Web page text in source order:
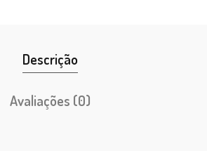
Descrição
Avaliações (0)